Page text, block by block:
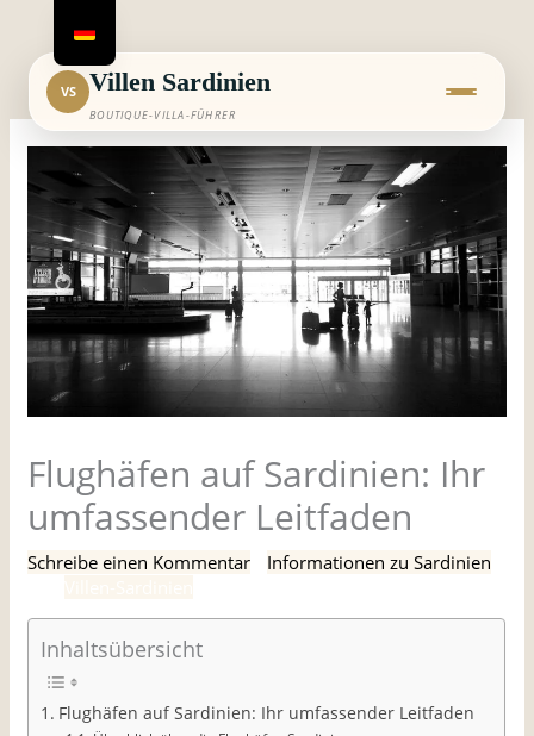
springen
VS Villen Sardinien
BOUTIQUE-VILLA-FÜHRER
Flughäfen auf Sardinien: Ihr
umfassender Leitfaden
Schreibe einen Kommentar Informationen zu Sardinien
Inhaltsübersicht
Flughäfen auf Sardinien: Ihr umfassender Leitfaden